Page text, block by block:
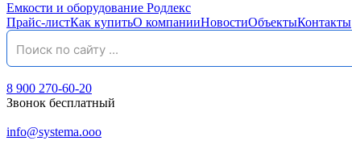
Емкости и оборудование Родлекс
Прайс-листКак купитьО компанииНовостиОбъектыКонтакты
8 900 270-60-20
Звонок бесплатный
info@systema.ooo